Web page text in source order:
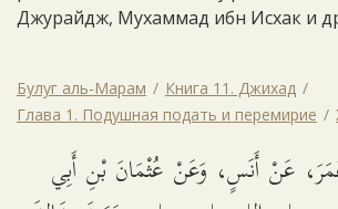
Джурайдж, Мухаммад ибн Исхак и
Булуг аль-Марам
Книга 11. Джихад
Глава 1. Подушная подать и перемирие
عَنْ أَنَسٍ، وَعَنْ عُثْمَانَ بْنِ أَبِي